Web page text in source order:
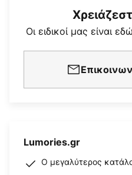
Οι ειδικοί μας είναι
Lumories.gr
Ο μεγαλύτερος